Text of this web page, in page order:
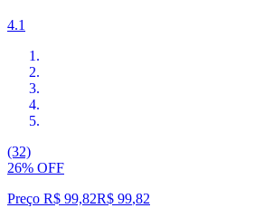
4.1
(32)
26% OFF
Preço R$ 99,82R$ 99,82